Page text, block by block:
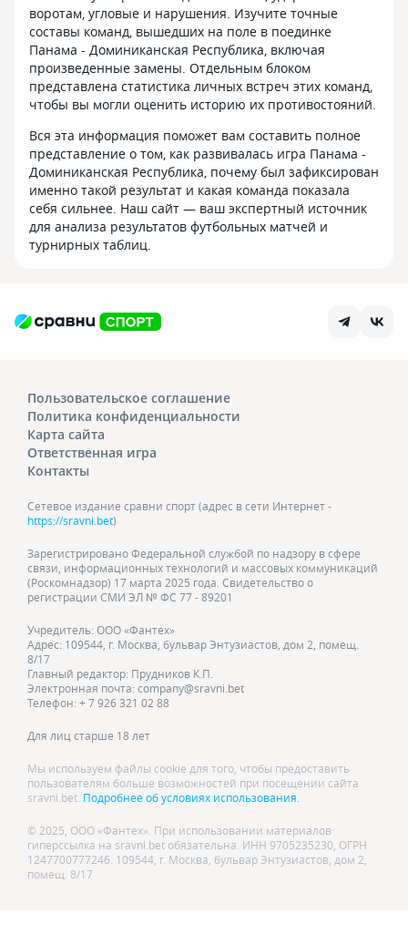
воротам, угловые и нарушения. Изучите точные
составы команд, вышедших на поле в поединке
Панама - Доминиканская Республика, включая
произведенные замены. Отдельным блоком
представлена статистика личных встреч этих команд,
чтобы вы могли оценить историю их противостояний.
Вся эта информация поможет вам составить полное
представление о том, как развивалась игра Панама -
Доминиканская Республика, почему был зафиксирован
именно такой результат и какая команда показала
себя сильнее. Наш сайт — ваш экспертный источник
для анализа результатов футбольных матчей и
турнирных таблиц.
Пользовательское соглашение
Политика конфиденциальности
Карта сайта
Ответственная игра
Контакты
Сетевое издание сравни спорт (адрес в сети Интернет -
https://sravni.bet)
Зарегистрировано Федеральной службой по надзору в сфере
связи, информационных технологий и массовых коммуникаций
(Роскомнадзор) 17 марта 2025 года. Свидетельство о
регистрации СМИ ЭЛ № ФС 77 - 89201
Учредитель: ООО «Фантех»
Адрес: 109544, г. Москва, бульвар Энтузиастов, дом 2, помещ.
8/17
Главный редактор: Прудников К.П.
Электронная почта: company@sravni.bet
Телефон: + 7 926 321 02 88
Для лиц старше 18 лет
Мы используем файлы cookie для того, чтобы предоставить
пользователям больше возможностей при посещении сайта
sravni.bet. Подробнее об условиях использования.
© 2025, ООО «Фантех». При использовании материалов
гиперссылка на sravni.bet обязательна. ИНН 9705235230, ОГРН
1247700777246. 109544, г. Москва, бульвар Энтузиастов, дом 2,
помещ. 8/17